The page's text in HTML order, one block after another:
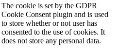
The cookie is set by the GDPR
Cookie Consent plugin and is used
to store whether or not user has
consented to the use of cookies. It
does not store any personal data.